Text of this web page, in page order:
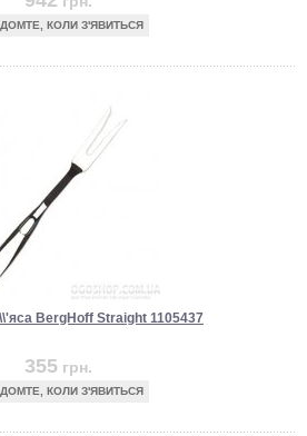
КОЛИ З'ЯВИТЬСЯ
BergHoff Straight 1105437
355 грн.
КОЛИ З'ЯВИТЬСЯ